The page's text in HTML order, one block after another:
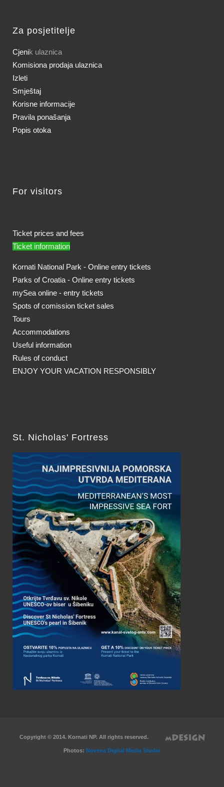
Za posjetitelje
Cjenik ulaznica
Komisiona prodaja ulaznica
Izleti
Smještaj
Korisne informacije
Pravila ponašanja
Popis otoka
For visitors
Ticket prices and fees
Ticket information
Kornati National Park - Online entry tickets
Parks of Croatia - Online entry tickets
mySea online - entry tickets
Spots of comission ticket sales
Tours
Accommodations
Useful information
Rules of conduct
ENJOY YOUR VACATION RESPONSIBLY
St. Nicholas' Fortress
Copyright © 2014. Kornati NP. All rights reserved.
Photos: Novena Digital Media Studio